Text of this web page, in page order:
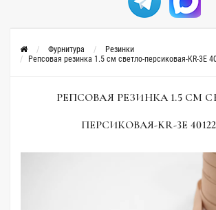
Фурнитура
Резинки
Репсовая резинка 1.5 см светло-персиковая-KR-3E
РЕПСОВАЯ РЕЗИНКА 1.5 СМ
ПЕРСИКОВАЯ-KR-3E